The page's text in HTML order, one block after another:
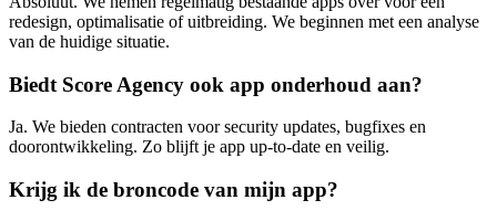
redesign, optimalisatie of uitbreiding. We beginnen met een analyse
van de huidige situatie.
Biedt Score Agency ook app onderhoud aan?
Ja. We bieden contracten voor security updates, bugfixes en
doorontwikkeling. Zo blijft je app up-to-date en veilig.
Krijg ik de broncode van mijn app?